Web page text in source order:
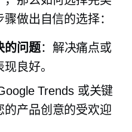
做出自信的选择：
的问题：解决痛点或
良好。
Trends 或关键
的产品创意的受欢迎